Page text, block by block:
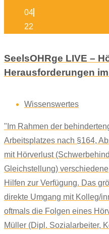
04
22
SeelsOHRge LIVE –
Herausforderungen
Wissenswertes
"Im Rahmen der
Arbeitsplatzes nach §164,
mit Hörverlust
Gleichstellung)
Hilfen zur Verfügung. Das
direkte Umgang mit Kolleg/
oftmals die Folgen eines
Müller (Dipl. Sozialarbeiter,